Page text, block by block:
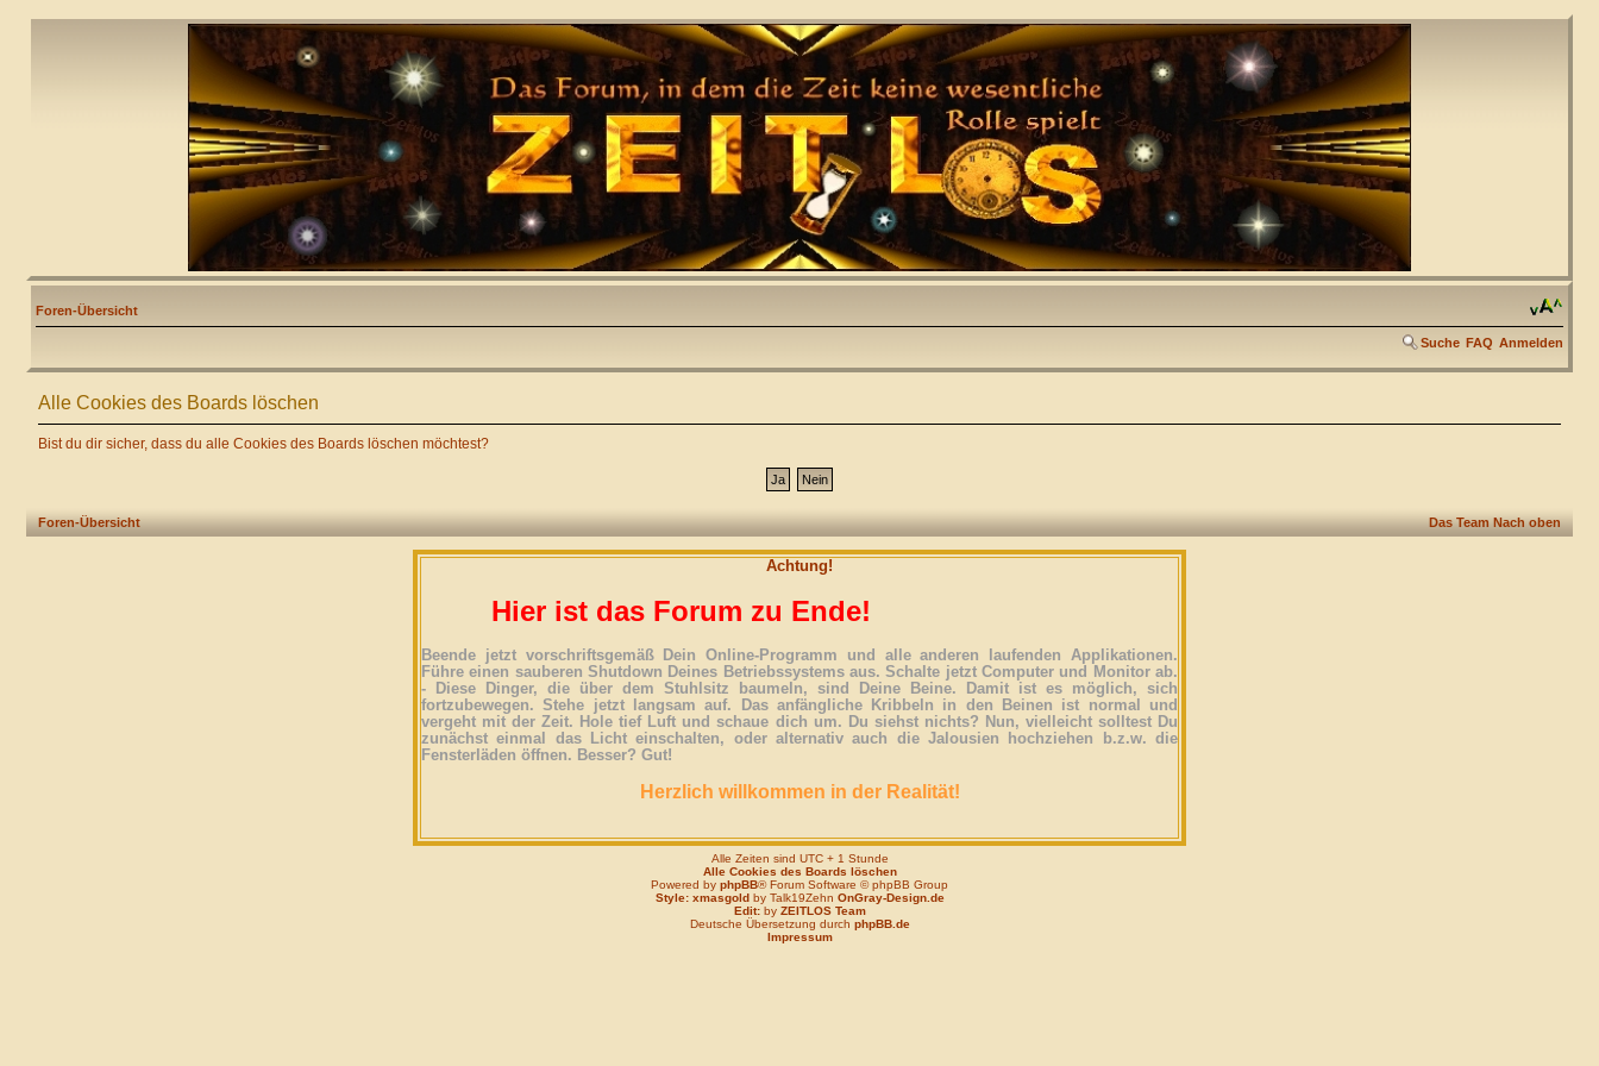
Foren-Übersicht
Suche FAQ Anmelden
Alle Cookies des Boards löschen
Bist du dir sicher, dass du alle Cookies des Boards löschen möchtest?
Foren-Übersicht Das Team Nach oben
Achtung!
Hier ist das Forum zu Ende!
Beende jetzt vorschriftsgemäß Dein Online-Programm und alle anderen laufenden Applikationen.
Führe einen sauberen Shutdown Deines Betriebssystems aus. Schalte jetzt Computer und Monitor ab.
- Diese Dinger, die über dem Stuhlsitz baumeln, sind Deine Beine. Damit ist es möglich, sich
fortzubewegen. Stehe jetzt langsam auf. Das anfängliche Kribbeln in den Beinen ist normal und
vergeht mit der Zeit. Hole tief Luft und schaue dich um. Du siehst nichts? Nun, vielleicht solltest Du
zunächst einmal das Licht einschalten, oder alternativ auch die Jalousien hochziehen b.z.w. die
Fensterläden öffnen. Besser? Gut!
Herzlich willkommen in der Realität!
Alle Zeiten sind UTC + 1 Stunde
Alle Cookies des Boards löschen
Powered by phpBB® Forum Software © phpBB Group
Style: xmasgoldby Talk19Zehn OnGray-Design.de
Edit:by ZEITLOS Team
Deutsche Übersetzung durch phpBB.de
Impressum